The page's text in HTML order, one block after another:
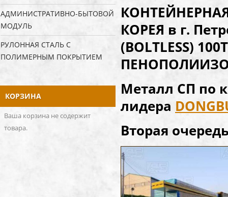
АДМИНИСТРАТИВНО-БЫТОВОЙ
МОДУЛЬ
РУЛОННАЯ СТАЛЬ С
ПОЛИМЕРНЫМ ПОКРЫТИЕМ
КОРЗИНА
Ваша корзина не содержит
товара.
КОРЕЯ в г.
(BOLTLESS)
Металл СП по
лидера
Вторая